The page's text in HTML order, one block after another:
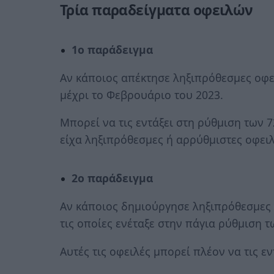
Τρία παραδείγματα οφειλών
1ο παράδειγμα
Αν κάποιος απέκτησε ληξιπρόθεσμες
μέχρι το Φεβρουάριο του 2023.
Μπορεί να τις εντάξει στη ρύθμιση των
είχα ληξιπρόθεσμες ή αρρύθμιστες
2ο παράδειγμα
Αν κάποιος δημιούργησε
τις οποίες ενέταξε στην πάγια ρύθμιση
Αυτές τις οφειλές μπορεί πλέον να τις